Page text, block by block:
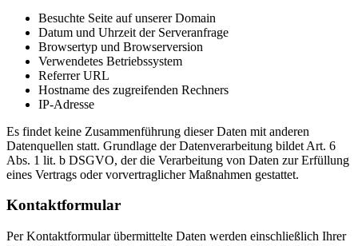
Besuchte Seite auf unserer Domain
Datum und Uhrzeit der Serveranfrage
Browsertyp und Browserversion
Verwendetes Betriebssystem
Referrer URL
Hostname des zugreifenden Rechners
IP-Adresse
Es findet keine Zusammenführung dieser Daten mit anderen
Datenquellen statt. Grundlage der Datenverarbeitung bildet Art. 6
Abs. 1 lit. b DSGVO, der die Verarbeitung von Daten zur Erfüllung
eines Vertrags oder vorvertraglicher Maßnahmen gestattet.
Kontaktformular
Per Kontaktformular übermittelte Daten werden einschließlich Ihrer